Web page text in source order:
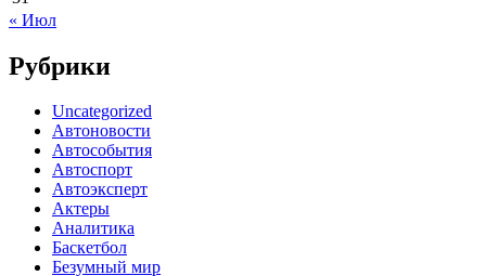
« Июл
Рубрики
Uncategorized
Автоновости
Автособытия
Автоспорт
Автоэксперт
Актеры
Аналитика
Баскетбол
Безумный мир